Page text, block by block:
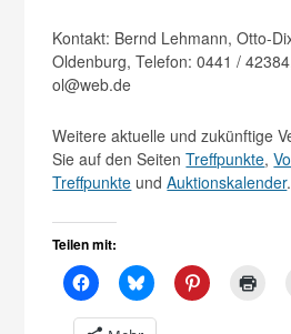
Kontakt: Bernd Lehmann, Otto-
Oldenburg, Telefon: 0441 /
ol@web.de
Weitere aktuelle und zukünftige
Sie auf den SeitenTreffpunkte,
Treffpunkte undAuktionskalender.
Teilen mit: